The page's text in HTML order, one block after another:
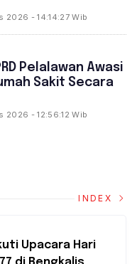
2026 - 14:14:27 Wib
Pelalawan Awasi
Sakit Secara
2026 - 12:56:12 Wib
INDEX
Upacara Hari